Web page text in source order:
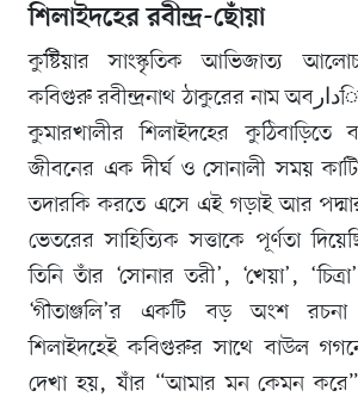
শিলাইদহের রবীন্দ্র-ছোঁয়া
কুষ্টিয়ার সাংস্কৃতিক আভিজাত্য
কবিগুরু রবীন্দ্রনাথ ঠাকুরের নাম অবدارিতভাবে চলে আসে।
কুমারখালীর শিলাইদহের
জীবনের এক দীর্ঘ ও সোনালী সময়
তদারকি করতে এসে এই গড়াই আর
ভেতরের সাহিত্যিক সত্তাকে পূর্ণতা
তিনি তাঁর ‘সোনার তরী’, ‘খেয়া’,
‘গীতাঞ্জলি’র একটি বড় অংশ
শিলাইদহেই কবিগুরুর সাথে বাউল
দেখা হয়, যাঁর “আমার মন কেমন